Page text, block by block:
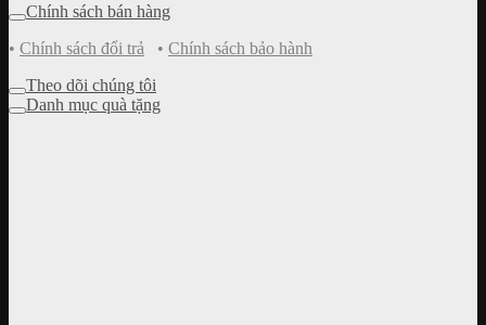
Chính sách bán hàng
• Chính sách đổi trả • Chính sách bảo hành
Theo dõi chúng tôi
Danh mục quà tặng